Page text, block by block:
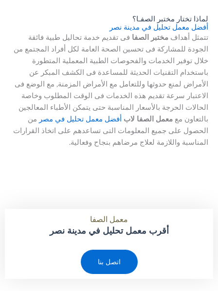
لماذا تختار مختبر الصفـا؟
أفضل معمل تحليل في مدينة نصر
تتمثل أهداف مختبر الصفا فى تقديم خدمة تحاليل طبية فائقة
الجودة للمشاركة فى تحسين الصحة العامة لكل أفراد المجتمع من
خلال توفير الخدمات والفحوصات الطبية المعملية المتطورة
باستخدام التقنيات الحديثة للمساعدة فى الكشف المبكر عن
الأمراض لمنع حدوثها وللتعامل مع الأمراض المزمنة, مع الوضع فى
الاعتبار سرعة تقديم هذه الخدمات فى الوقت المطلوب وخاصة
الحالات الحرجة بالأسعار المناسبة حتى يتمكن الأطباء المعالجين
بالتعاون مع معمل الصفا لاب أفضل معمل تحليل في مصر من
الحصول على جميع المعلومات التى تساعدهم على اتخاذ القرارات
المناسبة واللازمة لعلاج مرضاهم بنجاح وفعالية.
معمل الصفا
أقرب معمل تحليل في مدينة نصر
اتصل بنا